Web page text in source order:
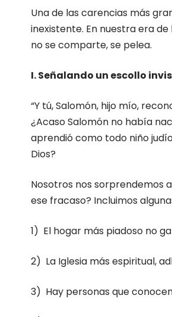
Una de las carencias más
inexistente. En nuestra era
no se comparte, se pelea.
I. Señalando un escollo
“Y tú, Salomón, hijo mío,
¿Acaso Salomón no había
aprendió como todo niño
Dios?
Nosotros nos sorprendemos
ese fracaso? Incluimos
1) El hogar más piadoso no
2) La Iglesia más espiritual,
3) Hay personas que